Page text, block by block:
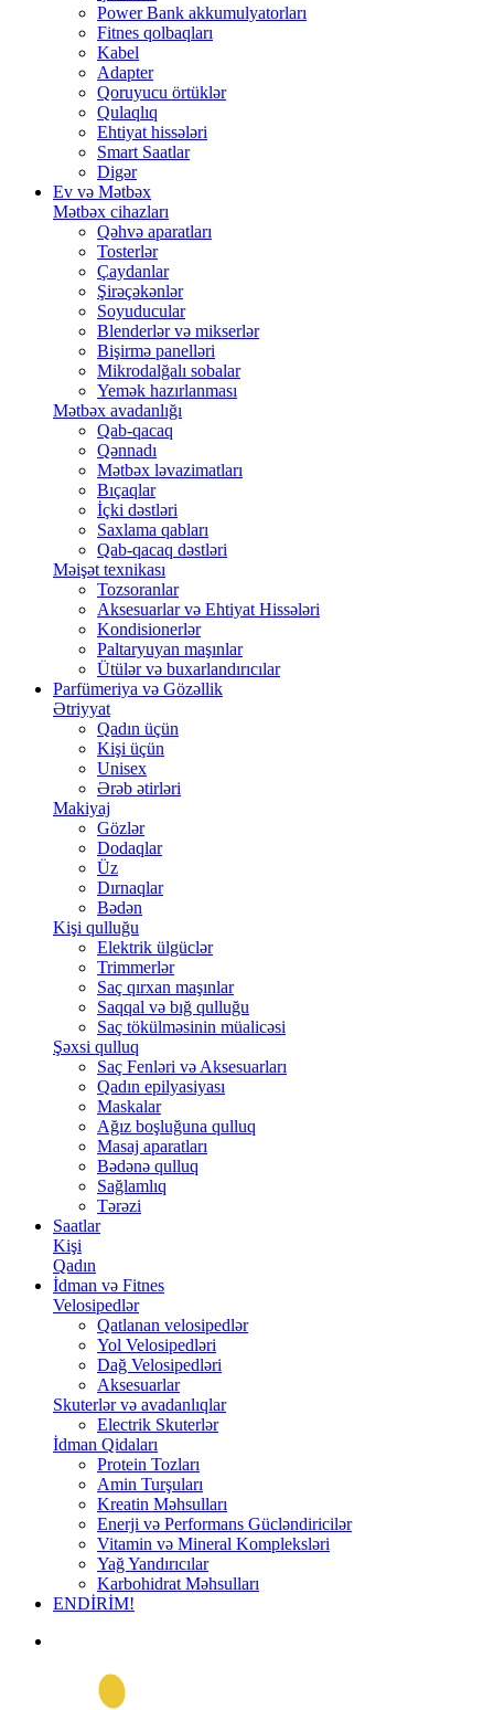
Power Bank akkumulyatorları
Fitnes qolbaqları
Kabel
Adapter
Qoruyucu örtüklər
Qulaqlıq
Ehtiyat hissələri
Smart Saatlar
Digər
Ev və Mətbəx
Mətbəx cihazları
Qəhvə aparatları
Tosterlər
Çaydanlar
Şirəçəkənlər
Soyuducular
Blenderlər və mikserlər
Bişirmə panelləri
Mikrodalğalı sobalar
Yemək hazırlanması
Mətbəx avadanlığı
Qab-qacaq
Qənnadı
Mətbəx ləvazimatları
Bıçaqlar
İçki dəstləri
Saxlama qabları
Qab-qacaq dəstləri
Məişət texnikası
Tozsoranlar
Aksesuarlar və Ehtiyat Hissələri
Kondisionerlər
Paltaryuyan maşınlar
Ütülər və buxarlandırıcılar
Parfümeriya və Gözəllik
Ətriyyat
Qadın üçün
Kişi üçün
Unisex
Ərəb ətirləri
Makiyaj
Gözlər
Dodaqlar
Üz
Dırnaqlar
Bədən
Kişi qulluğu
Elektrik ülgüclər
Trimmerlər
Saç qırxan maşınlar
Saqqal və bığ qulluğu
Saç tökülməsinin müalicəsi
Şəxsi qulluq
Saç Fenləri və Aksesuarları
Qadın epilyasiyası
Maskalar
Ağız boşluğuna qulluq
Masaj aparatları
Bədənə qulluq
Sağlamlıq
Tərəzi
Saatlar
Kişi
Qadın
İdman və Fitnes
Velosipedlər
Qatlanan velosipedlər
Yol Velosipedləri
Dağ Velosipedləri
Aksesuarlar
Skuterlər və avadanlıqlar
Electrik Skuterlər
İdman Qidaları
Protein Tozları
Amin Turşuları
Kreatin Məhsulları
Enerji və Performans Gücləndiricilər
Vitamin və Mineral Kompleksləri
Yağ Yandırıcılar
Karbohidrat Məhsulları
ENDİRİM!